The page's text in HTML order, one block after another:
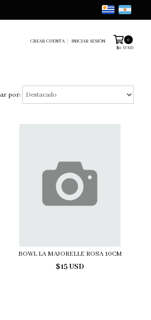
CREAR CUENTA INICIAR SESIÓN
0
$0 USD
por:
BOWL LA MAJORELLE ROSA 10CM
$15 USD